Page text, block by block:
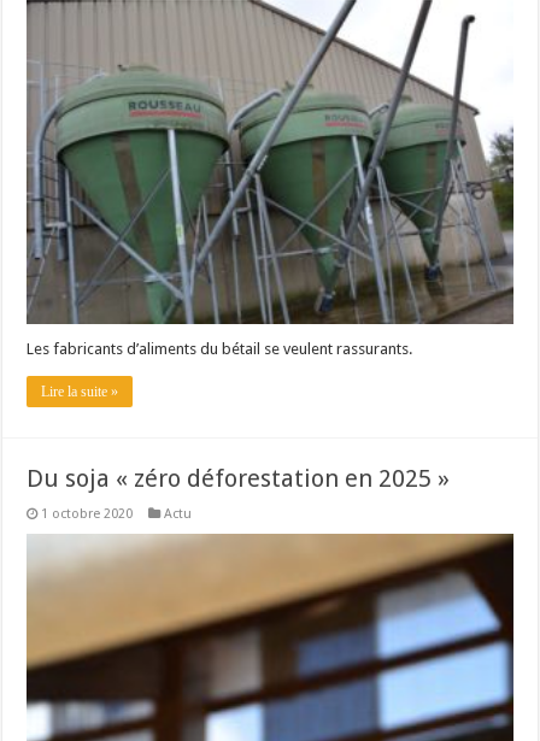
Un été fructueux pour Lactalis
Les fabricants d’aliments du bétail se veulent rassurants.
Lire la suite »
Du soja « zéro déforestation en 2025 »
1 octobre 2020 Actu